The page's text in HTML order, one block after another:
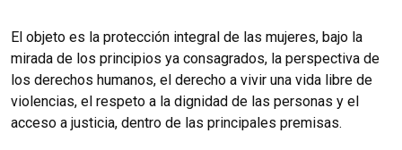
El objeto es la protección integral de las mujeres, bajo la
mirada de los principios ya consagrados, la perspectiva de
los derechos humanos, el derecho a vivir una vida libre de
violencias, el respeto a la dignidad de las personas y el
acceso a justicia, dentro de las principales premisas.